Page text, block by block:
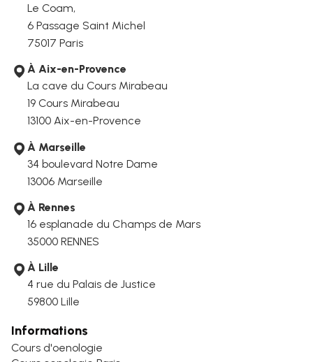
Le Coam,
6 Passage Saint Michel
75017 Paris
À Aix-en-Provence
La cave du Cours Mirabeau
19 Cours Mirabeau
13100 Aix-en-Provence
À Marseille
34 boulevard Notre Dame
13006 Marseille
À Rennes
16 esplanade du Champs de Mars
35000 RENNES
À Lille
4 rue du Palais de Justice
59800 Lille
Informations
Cours d'oenologie